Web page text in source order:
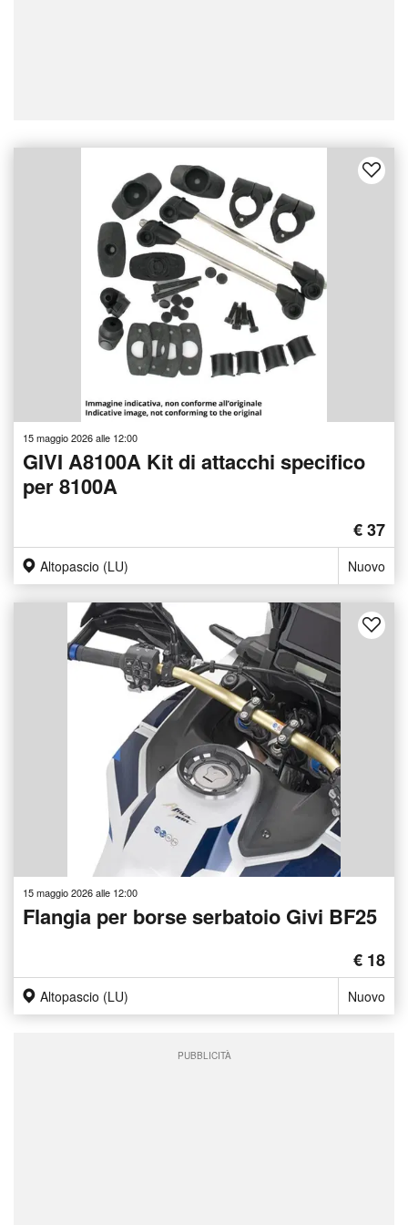
15 maggio 2026 alle 12:00
GIVI A8100A Kit di attacchi specifico
per 8100A
€ 37
Altopascio (LU) Nuovo
15 maggio 2026 alle 12:00
Flangia per borse serbatoio Givi BF25
€ 18
Altopascio (LU) Nuovo
PUBBLICITÀ